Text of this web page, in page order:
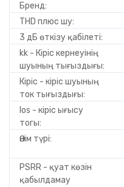
Бренд:
THD плюс шу:
3 дБ өткізу қабілеті:
kk - Кіріс кернеуінің
шуының тығыздығы:
Кіріс - кіріс шуының
ток тығыздығы:
Ios - кіріс ығысу
тогы:
Өнім түрі:
PSRR - қуат көзін
қабылдамау